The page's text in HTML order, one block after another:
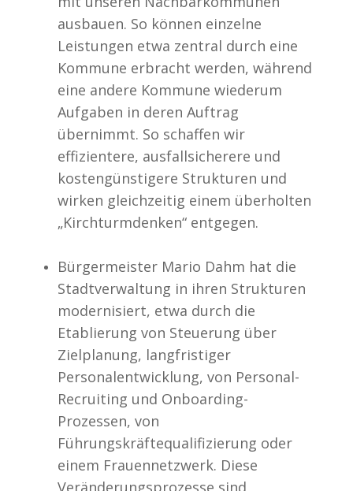
ausbauen. So können einzelne
Leistungen etwa zentral durch eine
Kommune erbracht werden, während
eine andere Kommune wiederum
Aufgaben in deren Auftrag
übernimmt. So schaffen wir
effizientere, ausfallsicherere und
kostengünstigere Strukturen und
wirken gleichzeitig einem überholten
„Kirchturmdenken“ entgegen.
Bürgermeister Mario Dahm hat die
Stadtverwaltung in ihren Strukturen
modernisiert, etwa durch die
Etablierung von Steuerung über
Zielplanung, langfristiger
Personalentwicklung, von Personal-
Recruiting und Onboarding-
Prozessen, von
Führungskräftequalifizierung oder
einem Frauennetzwerk. Diese
Veränderungsprozesse sind